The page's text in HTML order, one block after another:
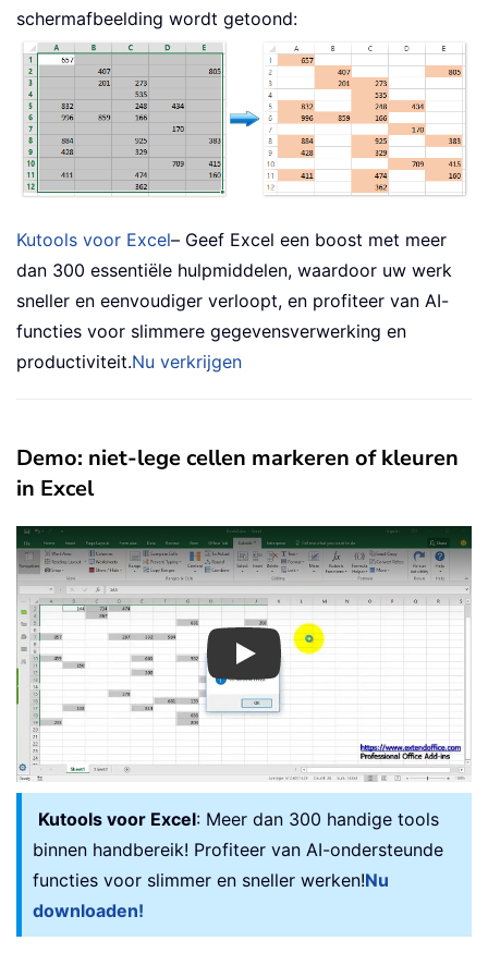
schermafbeelding wordt getoond:
Kutools voor Excel– Geef Excel een boost met meer
dan 300 essentiële hulpmiddelen, waardoor uw werk
sneller en eenvoudiger verloopt, en profiteer van AI-
functies voor slimmere gegevensverwerking en
productiviteit.Nu verkrijgen
Demo: niet-lege cellen markeren of kleuren
in Excel
Play
Kutools voor Excel: Meer dan 300 handige tools
binnen handbereik! Profiteer van AI-ondersteunde
functies voor slimmer en sneller werken!Nu
downloaden!